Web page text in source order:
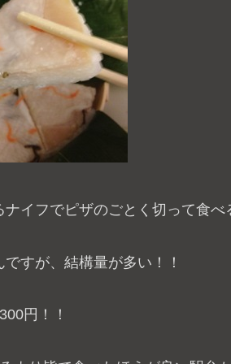
ナイフでピザのごとく切って食べ
ですが、結構量が多い！！
円！！